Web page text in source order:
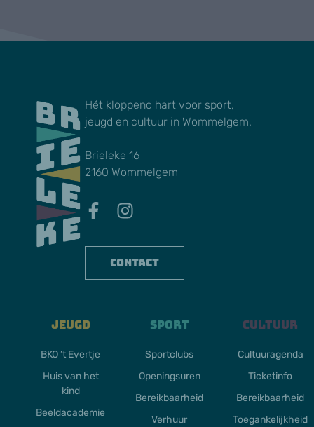
Hét kloppend hart voor sport,
jeugd en cultuur in Wommelgem.
Brieleke 16
2160 Wommelgem
Contact
Jeugd
BKO ’t Evertje
Huis van het
kind
Beeldacademie
Sport
Sportclubs
Openingsuren
Bereikbaarheid
Verhuur
Cultuur
Cultuuragenda
Ticketinfo
Bereikbaarheid
Toegankelijkheid